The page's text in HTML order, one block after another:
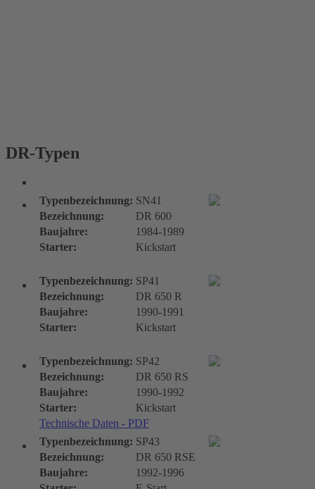
DR-Typen
Typenbezeichnung: SN41
Bezeichnung:
DR 600
Baujahre:
1984-1989
Starter:
Kickstart
Typenbezeichnung: SP41
Bezeichnung:
DR 650 R
Baujahre:
1990-1991
Starter:
Kickstart
Typenbezeichnung: SP42
Bezeichnung:
DR 650 RS
Baujahre:
1990-1992
Starter:
Kickstart
Technische Daten - PDF
Typenbezeichnung: SP43
Bezeichnung:
DR 650 RSE
Baujahre:
1992-1996